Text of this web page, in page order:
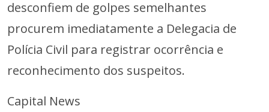
desconfiem de golpes semelhantes
procurem imediatamente a Delegacia de
Polícia Civil para registrar ocorrência e
reconhecimento dos suspeitos.
Capital News